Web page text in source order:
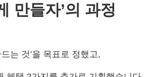
만들자’의 과정
는 것’을 목표로 정했고,